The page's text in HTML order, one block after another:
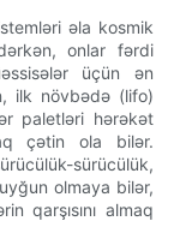
əla kosmik
onlar fərdi
üçün ən
ilk növbədə (lifo)
paletləri hərəkət
çətin ola bilər.
sürücülük,
olmaya bilər,
qarşısını almaq